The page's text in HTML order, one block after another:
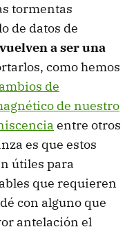
tormentas
de datos de
a ser una
como hemos
de
de nuestro
entre otros
es que estos
útiles para
que requieren
con alguno que
antelación el